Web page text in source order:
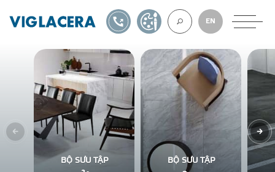
VỀ CHÚNG
GẠCH ỐP LÁT
EN
1900561582TỰ THIẾT KẾ
BỘ SƯU TẬP BỘ SƯU TẬP